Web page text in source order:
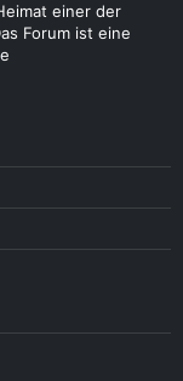
einer der
Forum ist eine